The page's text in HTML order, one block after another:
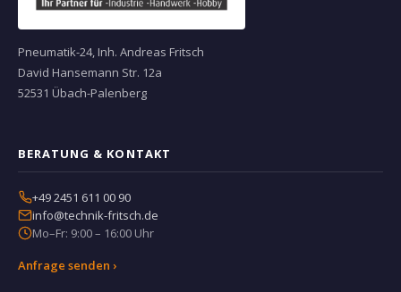
Pneumatik-24, Inh. Andreas Fritsch
David Hansemann Str. 12a
52531 Übach-Palenberg
BERATUNG & KONTAKT
+49 2451 611 00 90
info@technik-fritsch.de
Mo–Fr: 9:00 – 16:00 Uhr
Anfrage senden ›